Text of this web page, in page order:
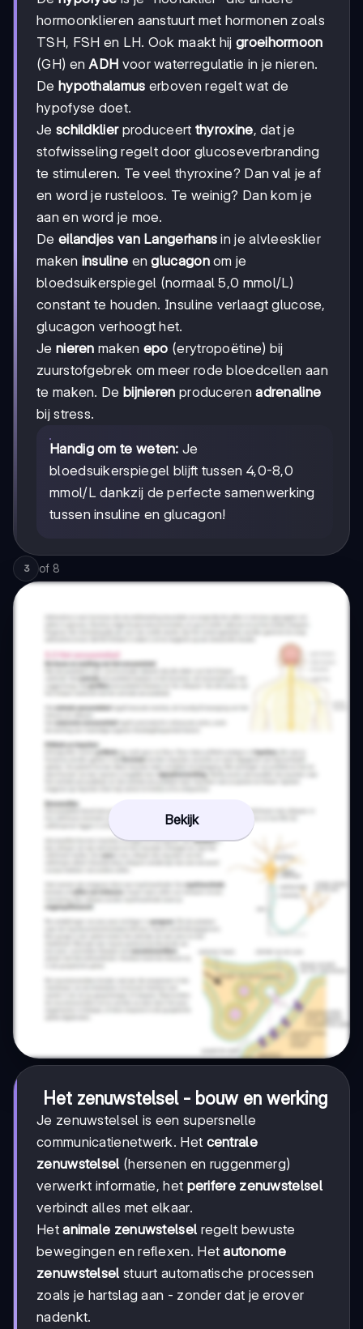
hormoonklieren aanstuurt met hormonen zoals
TSH, FSH en LH. Ook maakt hijgroeihormoon
(GH) enADH voor waterregulatie in je nieren.
De hypothalamus erboven regelt wat de
hypofyse doet.
Je schildklierproduceert thyroxine, dat je
stofwisseling regelt door glucoseverbranding
te stimuleren. Te veel thyroxine? Dan val je af
en word je rusteloos. Te weinig? Dan kom je
aan en word je moe.
De eilandjes van Langerhans in je alvleesklier
maken insuline englucagonom je
bloedsuikerspiegel (normaal 5,0 mmol/L)
constant te houden. Insuline verlaagt glucose,
glucagon verhoogt het.
Je nieren maken epo (erytropoëtine) bij
zuurstofgebrek om meer rode bloedcellen aan
te maken. De bijnieren producerenadrenaline
bij stress.
Handig om te weten: Je
bloedsuikerspiegel blijft tussen 4,0-8,0
mmol/L dankzij de perfecte samenwerking
tussen insuline en glucagon!
3 of 8
Bekijk
Het zenuwstelsel - bouw en werking
Je zenuwstelsel is een supersnelle
communicatienetwerk. Het centrale
zenuwstelsel (hersenen en ruggenmerg)
verwerkt informatie, het perifere zenuwstelsel
verbindt alles met elkaar.
Hetanimale zenuwstelsel regelt bewuste
bewegingen en reflexen. Hetautonome
zenuwstelsel stuurt automatische processen
zoals je hartslag aan - zonder dat je erover
nadenkt.